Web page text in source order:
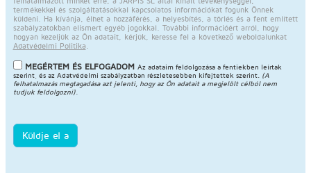
termékekkel és szolgáltatásokkal kapcsolatos információkat fogunk Önnek
küldeni. Ha kívánja, élhet a hozzáférés, a helyesbítés, a törlés és a fent említett
szabályzatokban elismert egyéb jogokkal. További információért arról, hogy
hogyan kezeljük az Ön adatait, kérjük, keresse fel a következő weboldalunkat
Adatvédelmi Politika
MEGÉRTEM ÉS ELFOGADOM Az adataim feldolgozása a fentiekben leírtak
szerint, és az Adatvédelmi szabályzatban részletesebben kifejtettek szerint. (A
felhatalmazás megtagadása azt jelenti, hogy az Ön adatait a megjelölt célból nem
tudjuk feldolgozni).
Küldje el a